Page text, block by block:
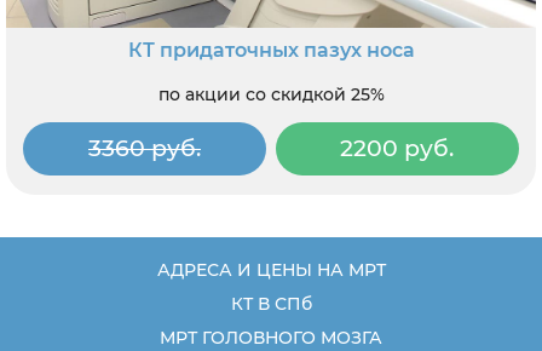
КТ придаточных пазух носа
по акции со скидкой 25%
3360 руб. 2200 руб.
АДРЕСА И ЦЕНЫ НА МРТ
КТ В СПб
МРТ ГОЛОВНОГО МОЗГА